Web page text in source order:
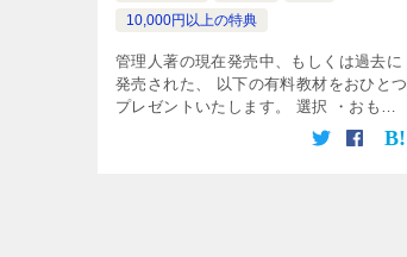
10,000円以上の特典
管理人著の現在発売中、もしくは過去に
発売された、 以下の有料教材をおひとつ
プレゼントいたします。 選択 ・おもち
ゃせどりマニュアル（8,800円） ・新品
雑誌せどり＆新刊せどりマニュアル